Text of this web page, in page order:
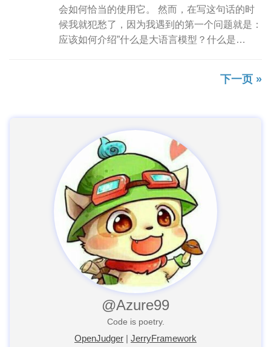
会如何恰当的使用它。 然而，在写这句话的时
候我就犯愁了，因为我遇到的第一个问题就是：
应该如何介绍”什么是大语言模型？什么是
下一页 »
@Azure99
Code is poetry.
OpenJudger | JerryFramework